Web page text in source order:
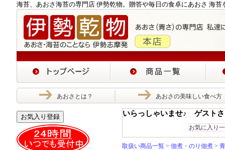
海苔、あおさ海苔の専門店 伊勢乾物。贈答や毎日の食卓にあおさ 海苔
あおさとは？ あおさの美味しい食べ方
お気入り登録 いらっしゃいませ♪ ゲスト
お気に入り
取扱い商品一覧> 佃煮・のり佃煮>